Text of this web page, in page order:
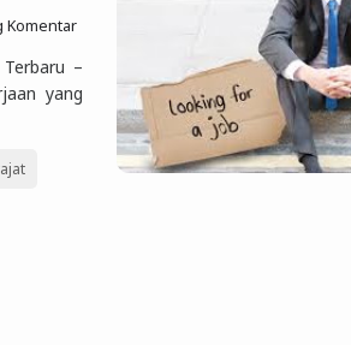
Komentar
–
yang